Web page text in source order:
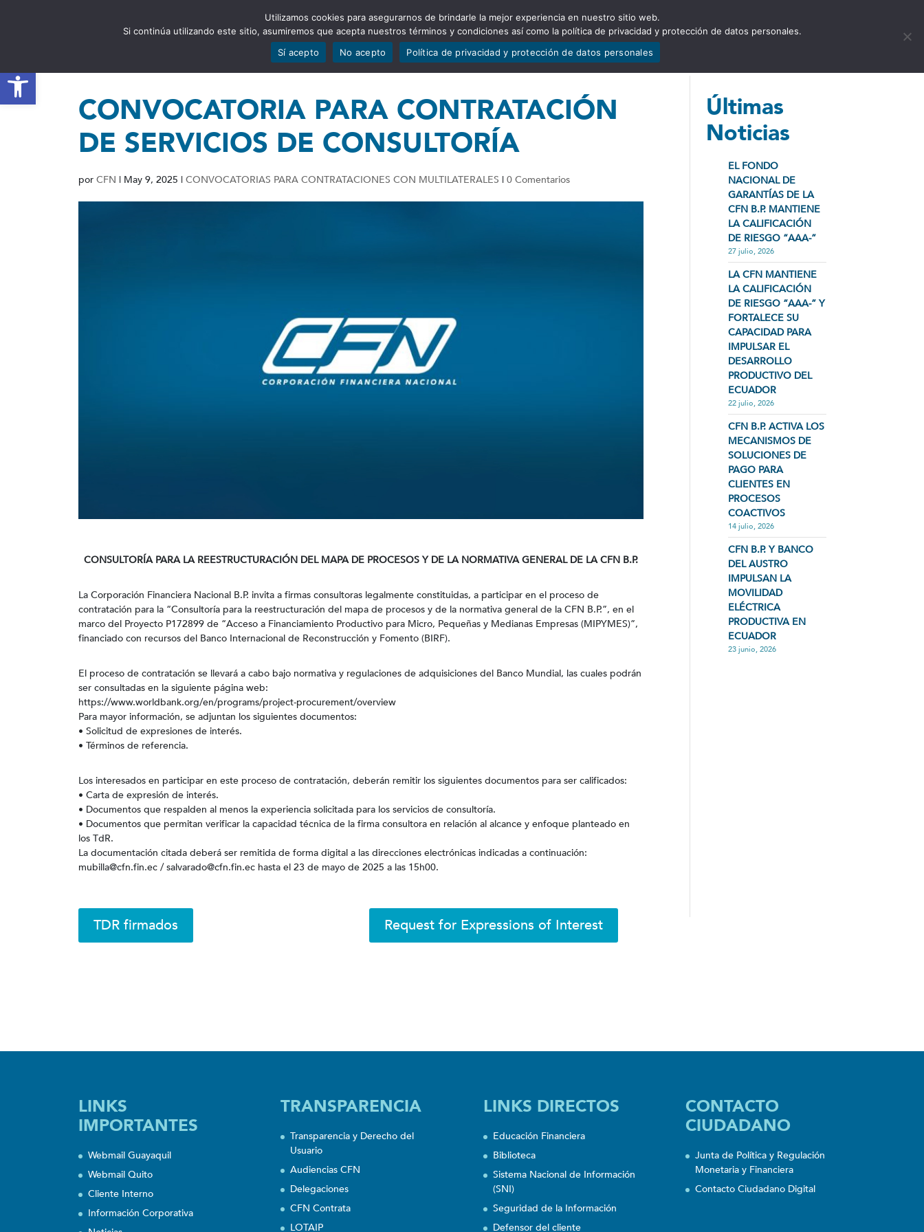
Abrir barra de herramientas
ESTADÍSTICAS PORTAFOLIO QUIÉNES SOMOS TRANSPARENCIA NOTICIAS CONTÁCTENOS
CONVOCATORIA PARA CONTRATACIÓN
DE SERVICIOS DE CONSULTORÍA
por CFN | May 9, 2025 | CONVOCATORIAS PARA CONTRATACIONES CON MULTILATERALES | 0 Comentarios
CONSULTORÍA PARA LA REESTRUCTURACIÓN DEL MAPA DE PROCESOS Y DE LA NORMATIVA GENERAL DE LA CFN B.P.
La Corporación Financiera Nacional B.P. invita a firmas consultoras legalmente constituidas, a participar en el proceso de
contratación para la “Consultoría para la reestructuración del mapa de procesos y de la normativa general de la CFN B.P.”, en el
marco del Proyecto P172899 de “Acceso a Financiamiento Productivo para Micro, Pequeñas y Medianas Empresas (MIPYMES)”,
financiado con recursos del Banco Internacional de Reconstrucción y Fomento (BIRF).
El proceso de contratación se llevará a cabo bajo normativa y regulaciones de adquisiciones del Banco Mundial, las cuales podrán
ser consultadas en la siguiente página web:
https://www.worldbank.org/en/programs/project-procurement/overview
Para mayor información, se adjuntan los siguientes documentos:
• Solicitud de expresiones de interés.
• Términos de referencia.
Los interesados en participar en este proceso de contratación, deberán remitir los siguientes documentos para ser calificados:
• Carta de expresión de interés.
• Documentos que respalden al menos la experiencia solicitada para los servicios de consultoría.
• Documentos que permitan verificar la capacidad técnica de la firma consultora en relación al alcance y enfoque planteado en
los TdR.
La documentación citada deberá ser remitida de forma digital a las direcciones electrónicas indicadas a continuación:
mubilla@cfn.fin.ec / salvarado@cfn.fin.ec hasta el 23 de mayo de 2025 a las 15h00.
TDR firmados Request for Expressions of Interest
Últimas
Noticias
EL FONDO
NACIONAL DE
GARANTÍAS DE LA
CFN B.P. MANTIENE
LA CALIFICACIÓN
DE RIESGO “AAA-”
27 julio, 2026
LA CFN MANTIENE
LA CALIFICACIÓN
DE RIESGO “AAA-” Y
FORTALECE SU
CAPACIDAD PARA
IMPULSAR EL
DESARROLLO
PRODUCTIVO DEL
ECUADOR
22 julio, 2026
CFN B.P. ACTIVA LOS
MECANISMOS DE
SOLUCIONES DE
PAGO PARA
CLIENTES EN
PROCESOS
COACTIVOS
14 julio, 2026
CFN B.P. Y BANCO
DEL AUSTRO
IMPULSAN LA
MOVILIDAD
ELÉCTRICA
PRODUCTIVA EN
ECUADOR
23 junio, 2026
LINKS
IMPORTANTES
Webmail Guayaquil
Webmail Quito
Cliente Interno
Información Corporativa
TRANSPARENCIA
Transparencia y Derecho del
Usuario
Audiencias CFN
Delegaciones
CFN Contrata
LOTAIP
LINKS DIRECTOS
Educación Financiera
Biblioteca
Sistema Nacional de Información
(SNI)
Seguridad de la Información
Defensor del cliente
CONTACTO
CIUDADANO
Junta de Política y Regulación
Monetaria y Financiera
Contacto Ciudadano Digital
Utilizamos cookies para asegurarnos de brindarle la mejor experiencia en nuestro sitio web.
Si continúa utilizando este sitio, asumiremos que acepta nuestros términos y condiciones así como la política de privacidad y protección de datos personales.
Sí acepto
No acepto Política de privacidad y protección de datos personales